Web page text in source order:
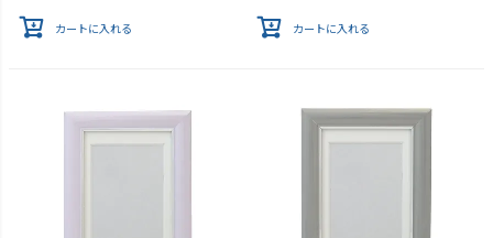
カートに入れる カートに入れる